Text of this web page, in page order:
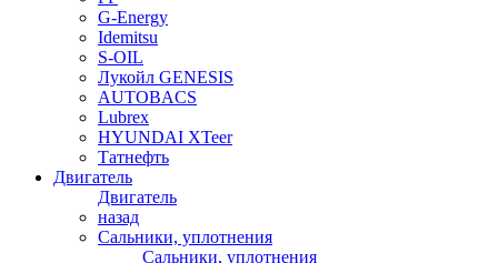
G-Energy
Idemitsu
S-OIL
Лукойл GENESIS
AUTOBACS
Lubrex
HYUNDAI XTeer
Татнефть
Двигатель
Двигатель
назад
Сальники, уплотнения
Сальники, уплотнения